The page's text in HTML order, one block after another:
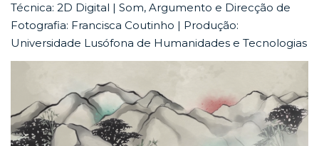
Técnica: 2D Digital | Som, Argumento e Direcção de
Fotografia: Francisca Coutinho | Produção:
Universidade Lusófona de Humanidades e Tecnologias